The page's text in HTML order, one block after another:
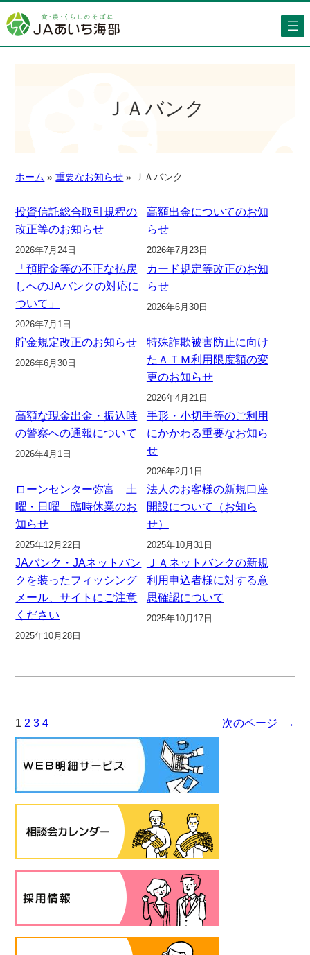
ＪＡバンク
ホーム » 重要なお知らせ » ＪＡバンク
投資信託総合取引規程の
改正等のお知らせ
2026年7月24日
高額出金についてのお知
らせ
2026年7月23日
「預貯金等の不正な払戻
しへのJAバンクの対応に
ついて」
2026年7月1日
カード規定等改正のお知
らせ
2026年6月30日
貯金規定改正のお知らせ
2026年6月30日
特殊詐欺被害防止に向け
たＡＴＭ利用限度額の変
更のお知らせ
2026年4月21日
高額な現金出金・振込時
の警察への通報について
2026年4月1日
手形・小切手等のご利用
にかかわる重要なお知ら
せ
2026年2月1日
ローンセンター弥富 土
曜・日曜 臨時休業のお
知らせ
2025年12月22日
法人のお客様の新規口座
開設について（お知ら
せ）
2025年10月31日
JAバンク・JAネットバン
クを装ったフィッシング
メール、サイトにご注意
ください
2025年10月28日
ＪＡネットバンクの新規
利用申込者様に対する意
思確認について
2025年10月17日
1 2 3 4 次のページ →